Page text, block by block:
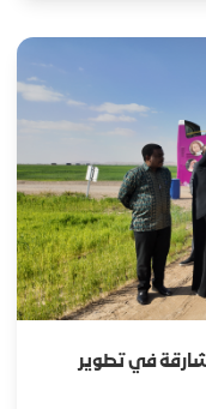
في تطوير